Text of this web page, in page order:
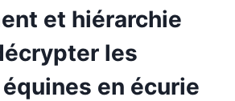
et hiérarchie
les
en écurie